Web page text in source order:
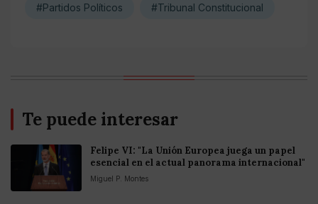
#Partidos Políticos #Tribunal Constitucional
Te puede interesar
Felipe VI: "La Unión Europea juega un papel
esencial en el actual panorama internacional"
Miguel P. Montes